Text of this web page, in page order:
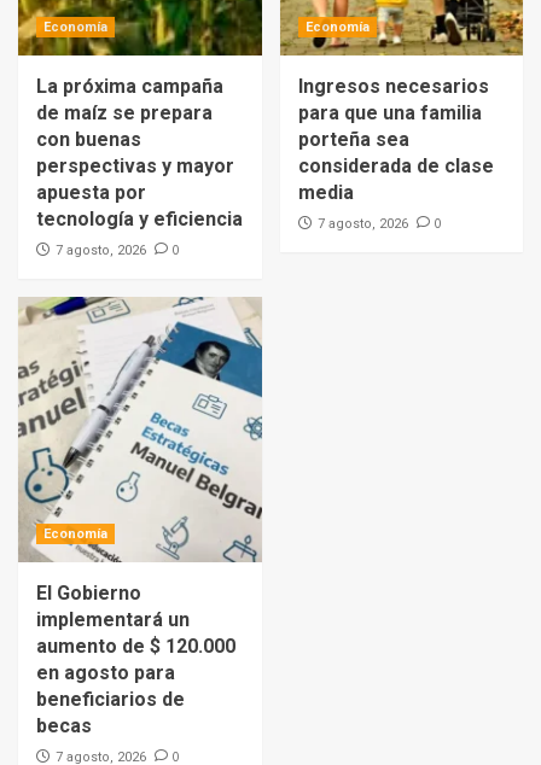
Economía
La próxima campaña
de maíz se prepara
con buenas
perspectivas y mayor
apuesta por
tecnología y eficiencia
7 agosto, 2026 0
Economía
Ingresos necesarios
para que una familia
porteña sea
considerada de clase
media
7 agosto, 2026 0
Economía
El Gobierno
implementará un
aumento de $ 120.000
en agosto para
beneficiarios de
becas
7 agosto, 2026 0